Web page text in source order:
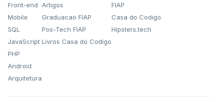
Front-end
Mobile
SQL
JavaScript
PHP
Android
Arquitetura
Artigos
Graduacao FIAP
Pos-Tech FIAP
Livros Casa do Codigo
FIAP
Casa do Codigo
Hipsters.tech